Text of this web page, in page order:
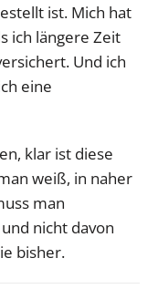
ist. Mich hat
ich längere Zeit
Und ich
eine
klar ist diese
weiß, in naher
man
nicht davon
bisher.